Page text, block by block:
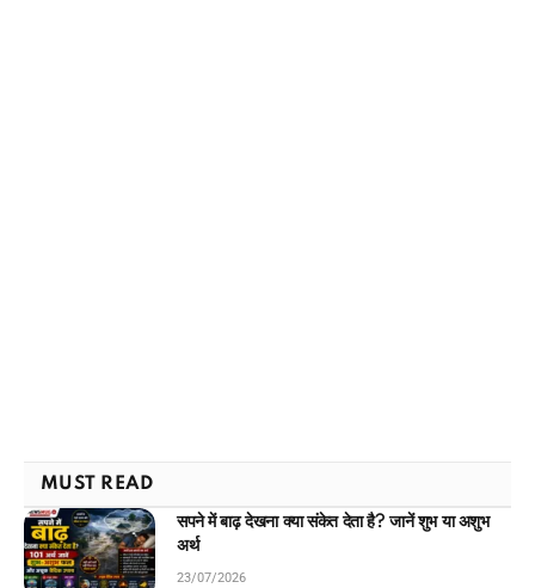
MUST READ
सपने में बाढ़ देखना क्या संकेत देता है? जानें शुभ या अशुभ
अर्थ
23/07/2026